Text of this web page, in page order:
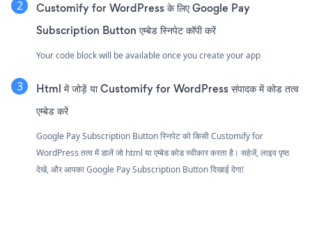
Customify for WordPress के लिए Google Pay
Subscription Button एम्बेड स्निपेट कॉपी करें
Your code block will be available once you create your app
Html में जोड़ें या Customify for WordPress संपादक में कोड तत्व
एम्बेड करें
Google Pay Subscription Button स्निपेट को किसी Customify for
WordPress तत्व में डालें जो html या एम्बेड कोड स्वीकार करता है। सहेजें, लाइव पृष्ठ
देखें, और आपका Google Pay Subscription Button दिखाई देगा!